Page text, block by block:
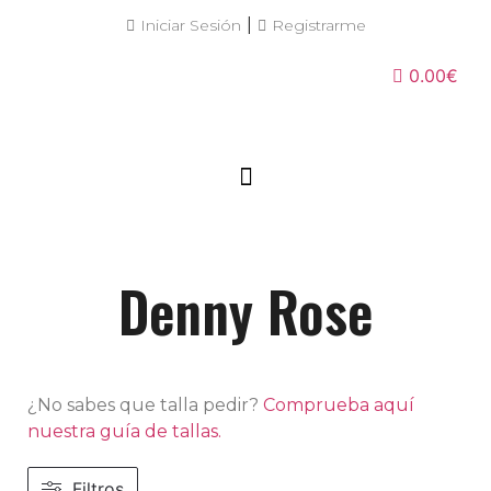
Iniciar Sesión Registrarme
0.00€
Denny Rose
¿No sabes que talla pedir? Comprueba aquí
nuestra guía de tallas.